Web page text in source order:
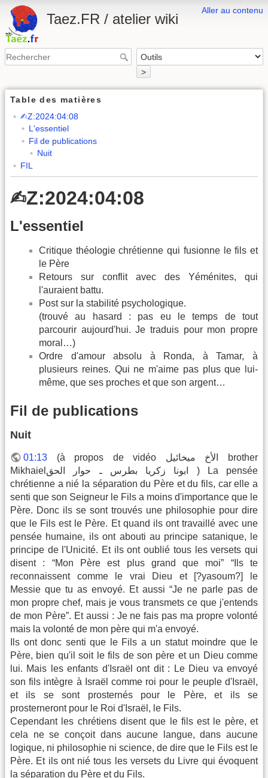
Aller au contenu
Taez.FR / atelier wiki
>
Table des matières
✍︎Z:2024:04:08
L'essentiel
Fil de publications
Nuit
FIL
✍︎Z:2024:04:08
L'essentiel
Critique théologie chrétienne qui fusionne le fils et
le Père
Retours sur conflit avec des Yéménites, qui
l'auraient battu.
Post sur la stabilité psychologique.
(trouvé au hasard : pas eu le temps de tout
parcourir aujourd'hui. Je traduis pour mon propre
moral…)
Ordre d'amour absolu à Ronda, à Tamar, à
plusieurs reines. Qui ne m'aime pas plus que lui-
même, que ses proches et que son argent…
Fil de publications
Nuit
01:13 (à propos de vidéo الأخ ميخائيل brother
Mikhaielابونا زكريا بطرس ـ حوار الحق ) La pensée
chrétienne a nié la séparation du Père et du fils, car elle a
senti que son Seigneur le Fils a moins d'importance que le
Père. Donc ils se sont trouvés une philosophie pour dire
que le Fils est le Père. Et quand ils ont travaillé avec une
pensée humaine, ils ont abouti au principe satanique, le
principe de l'Unicité. Et ils ont oublié tous les versets qui
disent : “Mon Père est plus grand que moi” “Ils te
reconnaissent comme le vrai Dieu et [?yasoum?] le
Messie que tu as envoyé. Et aussi “Je ne parle pas de
mon propre chef, mais je vous transmets ce que j'entends
de mon Père”. Et aussi : Je ne fais pas ma propre volonté
mais la volonté de mon père qui m'a envoyé.
Ils ont donc senti que le Fils a un statut moindre que le
Père, bien qu'il soit le fils de son père et un Dieu comme
lui. Mais les enfants d'Israël ont dit : Le Dieu va envoyé
son fils intègre à Israël comme roi pour le peuple d'Israël,
et ils se sont prosternés pour le Père, et ils se
prosterneront pour le Roi d'Israël, le Fils.
Cependant les chrétiens disent que le fils est le père, et
cela ne se conçoit dans aucune langue, dans aucune
logique, ni philosophie ni science, de dire que le Fils est le
Père. Et ils ont nié tous les versets du Livre qui évoquent
la séparation du Père et du Fils.